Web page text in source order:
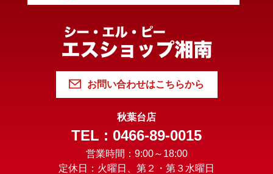
お問い合わせはこちらから
秋葉台店
TEL : 0466-89-0015
営業時間：9:00～18:00
定休日：火曜日、第２・第３水曜日